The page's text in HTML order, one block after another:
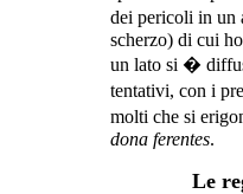
dei pericoli in un
scherzo) di cui
un lato si �
tentativi, con i
molti che si
dona ferentes.
Le